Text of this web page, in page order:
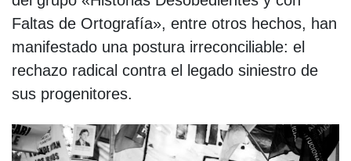
Faltas de Ortografía», entre otros hechos, han
manifestado una postura irreconciliable: el
rechazo radical contra el legado siniestro de
sus progenitores.